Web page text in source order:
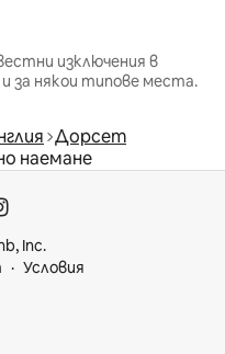
изключения в
за някои типове места.
Дорсет
наемане
Inc.
Условия